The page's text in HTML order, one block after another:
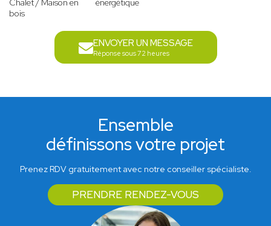
Chalet / Maison en
bois
énergétique
ENVOYER UN MESSAGE
Réponse sous 72 heures
Ensemble
définissons votre projet
Prenez RDV gratuitement avec notre conseiller spécialiste.
PRENDRE RENDEZ-VOUS